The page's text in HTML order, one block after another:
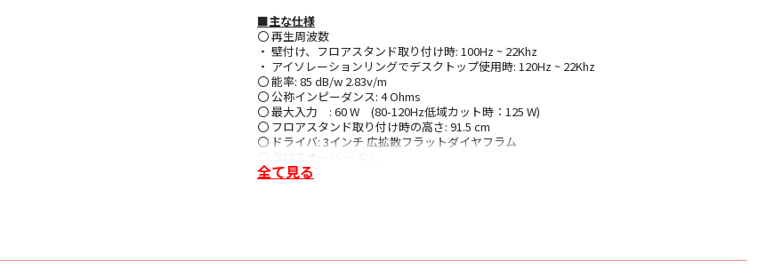
■主な仕様
〇 再生周波数
・ 壁付け、フロアスタンド取り付け時: 100Hz ~ 22Khz
・ アイソレーションリングでデスクトップ使用時: 120Hz ~ 22Khz
〇 能率: 85 dB/w 2.83v/m
〇 公称インピーダンス: 4 Ohms
〇 最大入力 : 60 W (80-120Hz低域カット時：125 W)
〇 フロアスタンド取り付け時の高さ: 91.5 cm
〇 ドライバ: 3インチ 広拡散フラットダイヤフラム
〇 サイズ: 102mmφ
全て見る